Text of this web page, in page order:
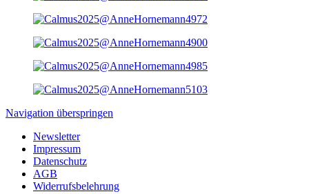
Navigation überspringen
Newsletter
Impressum
Datenschutz
AGB
Widerrufsbelehrung